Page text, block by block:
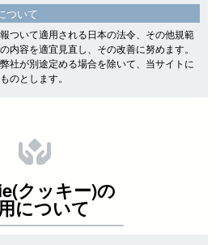
ついて
ついて適用される日本の法令、その他規範
内容を適宜見直し、その改善に努めます。
社が別途定める場合を除いて、当サイトに
のとします。
クッキー)の
について